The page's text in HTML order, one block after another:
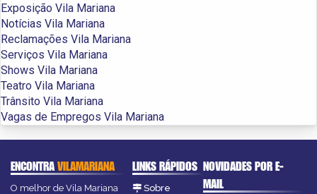
Exposição Vila Mariana
Notícias Vila Mariana
Reclamações Vila Mariana
Serviços Vila Mariana
Shows Vila Mariana
Teatro Vila Mariana
Trânsito Vila Mariana
Vagas de Empregos Vila Mariana
ENCONTRAVILAMARIANA
O melhor de Vila Mariana
LINKS RÁPIDOS
Sobre
NOVIDADES POR E-
MAIL